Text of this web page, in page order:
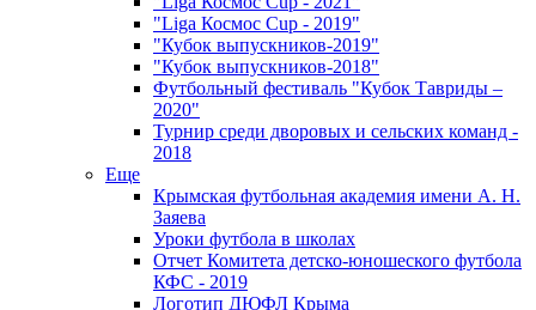
"Liga Космос Cup - 2019"
"Кубок выпускников-2019"
"Кубок выпускников-2018"
Футбольный фестиваль "Кубок Тавриды –
2020"
Турнир среди дворовых и сельских команд -
2018
Еще
Крымская футбольная академия имени А. Н.
Заяева
Уроки футбола в школах
Отчет Комитета детско-юношеского футбола
КФС - 2019
Логотип ДЮФЛ Крыма